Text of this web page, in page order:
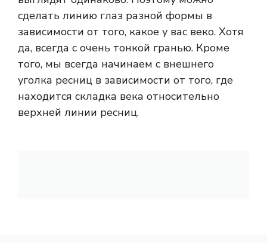
сделать линию глаз разной формы в
зависимости от того, какое у вас веко. Хотя
да, всегда с очень тонкой гранью. Кроме
того, мы всегда начинаем с внешнего
уголка ресниц в зависимости от того, где
находится складка века относительно
верхней линии ресниц.